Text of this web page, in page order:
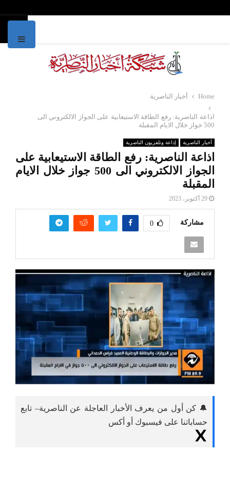
Home أخبار الناصرية
‏اذاعة الناصرية: ‏رفع الطاقة الاستيعابية على الجواز الالكتروني الى
500 جواز خلال الايام المقبلة‏
أخبار الناصرية إذاعة وتلفزيون الناصرية
‏اذاعة الناصرية: ‏رفع الطاقة الاستيعابية على
الجواز الالكتروني الى 500 جواز خلال الايام
المقبلة‏
29 أكتوبر، 2023
مشاركة 0
🔔 كن أول من يعرف الأخبار العاجلة عن الناصرية– تابع
حساباتنا على فيسبوك أو أكس